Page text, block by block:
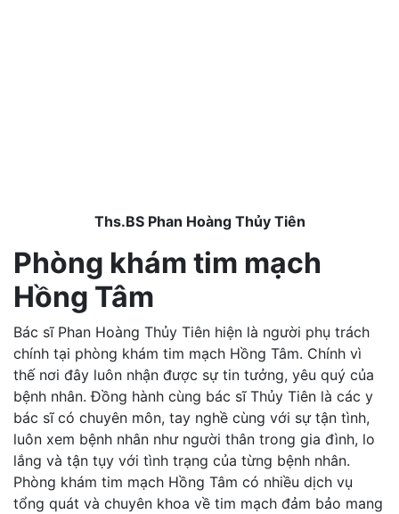
Ths.BS Phan Hoàng Thủy Tiên
Phòng khám tim mạch
Hồng Tâm
Bác sĩ Phan Hoàng Thủy Tiên hiện là người phụ trách
chính tại phòng khám tim mạch Hồng Tâm. Chính vì
thế nơi đây luôn nhận được sự tin tưởng, yêu quý của
bệnh nhân. Đồng hành cùng bác sĩ Thủy Tiên là các y
bác sĩ có chuyên môn, tay nghề cùng với sự tận tình,
luôn xem bệnh nhân như người thân trong gia đình, lo
lắng và tận tụy với tình trạng của từng bệnh nhân.
Phòng khám tim mạch Hồng Tâm có nhiều dịch vụ
tổng quát và chuyên khoa về tim mạch đảm bảo mang